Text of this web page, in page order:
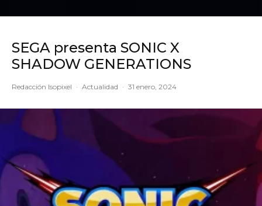
SEGA presenta SONIC X
SHADOW GENERATIONS
Redacción Isopixel · Actualidad · 31 enero, 2024